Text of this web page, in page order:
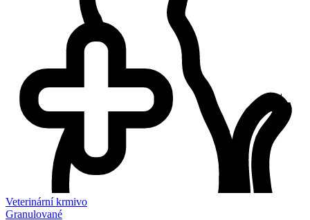
Veterinární krmivo
Granulované